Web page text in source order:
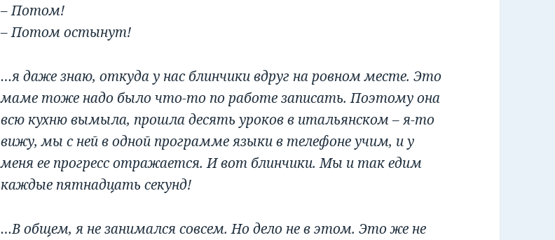
– Потом!
– Потом остынут!
…я даже знаю, откуда у нас блинчики вдруг на ровном месте. Это
маме тоже надо было что-то по работе записать. Поэтому она
всю кухню вымыла, прошла десять уроков в итальянском – я-то
вижу, мы с ней в одной программе языки в телефоне учим, и у
меня ее прогресс отражается. И вот блинчики. Мы и так едим
каждые пятнадцать секунд!
…В общем, я не занимался совсем. Но дело не в этом. Это же не